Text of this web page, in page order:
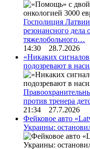
Госполиция
резонансного
тяжелобольного…
14:30 28.7.2026
«Никаких
подозревают в
против тренера
21:34 27.7.2026
Фейковое авто
Украины: